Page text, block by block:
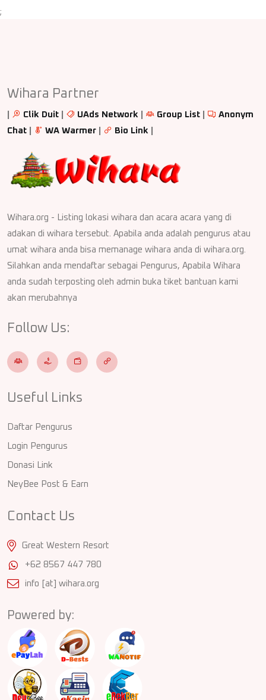
;
Wihara Partner
Clik Duit UAds Network Group List
Anonym
Chat
WA Warmer Bio Link
Wihara.org - Listing lokasi wihara dan acara acara yang di
adakan di wihara tersebut. Apabila anda adalah pengurus atau
umat wihara anda bisa memanage wihara anda di wihara.org.
Silahkan anda mendaftar sebagai Pengurus, Apabila Wihara
anda sudah terposting oleh admin buka tiket bantuan kami
akan merubahnya
Follow Us:
Useful Links
Daftar Pengurus
Login Pengurus
Donasi Link
NeyBee Post & Earn
Contact Us
Great Western Resort
+62 8567 447 780
info [at] wihara.org
Powered by: